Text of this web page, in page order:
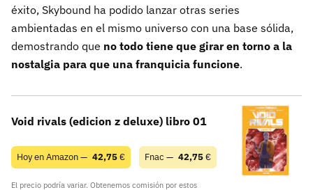
éxito, Skybound ha podido lanzar otras series
ambientadas en el mismo universo con una base sólida,
demostrando que no todo tiene que girar en torno a la
nostalgia para que una franquicia funcione.
Void rivals (edicion z deluxe) libro 01
Hoy en Amazon — 42,75€ Fnac — 42,75€
El precio podría variar. Obtenemos comisión por estos